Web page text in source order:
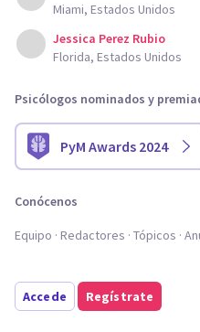
Miami, Estados Unidos
Jessica Perez Rubio
Florida, Estados Unidos
Psicólogos nominados y
PyM Awards 2024
Conócenos
Equipo Redactores Tópicos
Accede Regístrate